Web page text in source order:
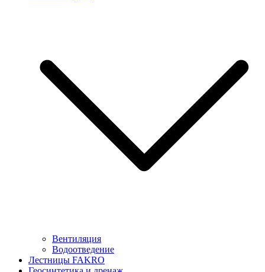
Вентиляция
Водоотведение
Лестницы FAKRO